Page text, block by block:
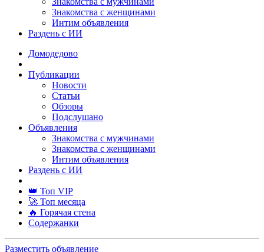
Знакомства с женщинами
Интим объявления
Раздень с ИИ
Домодедово
Публикации
Новости
Статьи
Обзоры
Подслушано
Объявления
Знакомства с мужчинами
Знакомства с женщинами
Интим объявления
Раздень с ИИ
👑 Топ VIP
🚀 Топ месяца
🔥 Горячая стена
Содержанки
Разместить объявление